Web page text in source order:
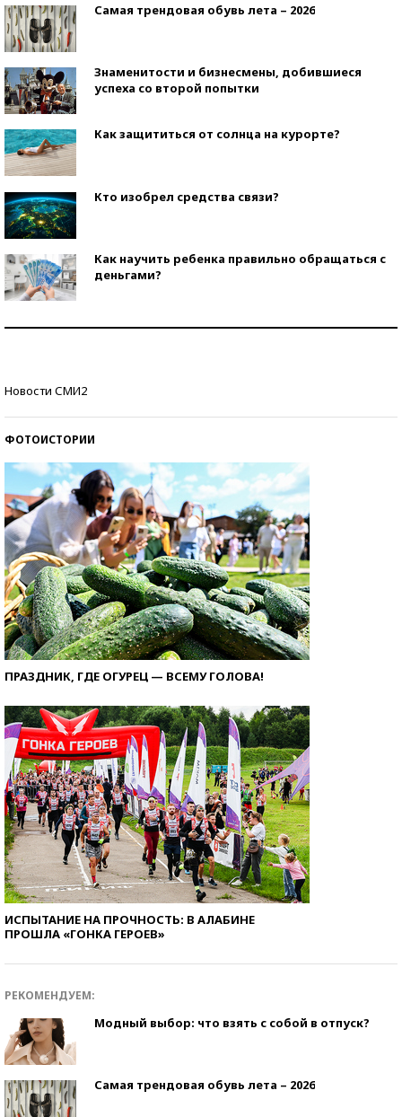
Самая трендовая обувь лета – 2026
Знаменитости и бизнесмены, добившиеся
успеха со второй попытки
Как защититься от солнца на курорте?
Кто изобрел средства связи?
Как научить ребенка правильно обращаться с
деньгами?
Новости СМИ2
ФОТОИСТОРИИ
ПРАЗДНИК, ГДЕ ОГУРЕЦ — ВСЕМУ ГОЛОВА!
ИСПЫТАНИЕ НА ПРОЧНОСТЬ: В АЛАБИНЕ
ПРОШЛА «ГОНКА ГЕРОЕВ»
РЕКОМЕНДУЕМ:
Модный выбор: что взять с собой в отпуск?
Самая трендовая обувь лета – 2026